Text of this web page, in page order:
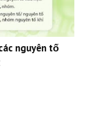
nguyên tố